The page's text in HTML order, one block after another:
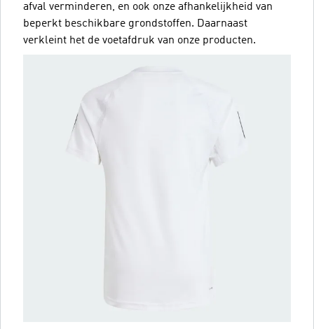
afval verminderen, en ook onze afhankelijkheid van
beperkt beschikbare grondstoffen. Daarnaast
verkleint het de voetafdruk van onze producten.